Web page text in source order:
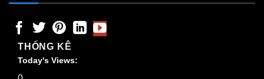
THỐNG KÊ
Today's Views: